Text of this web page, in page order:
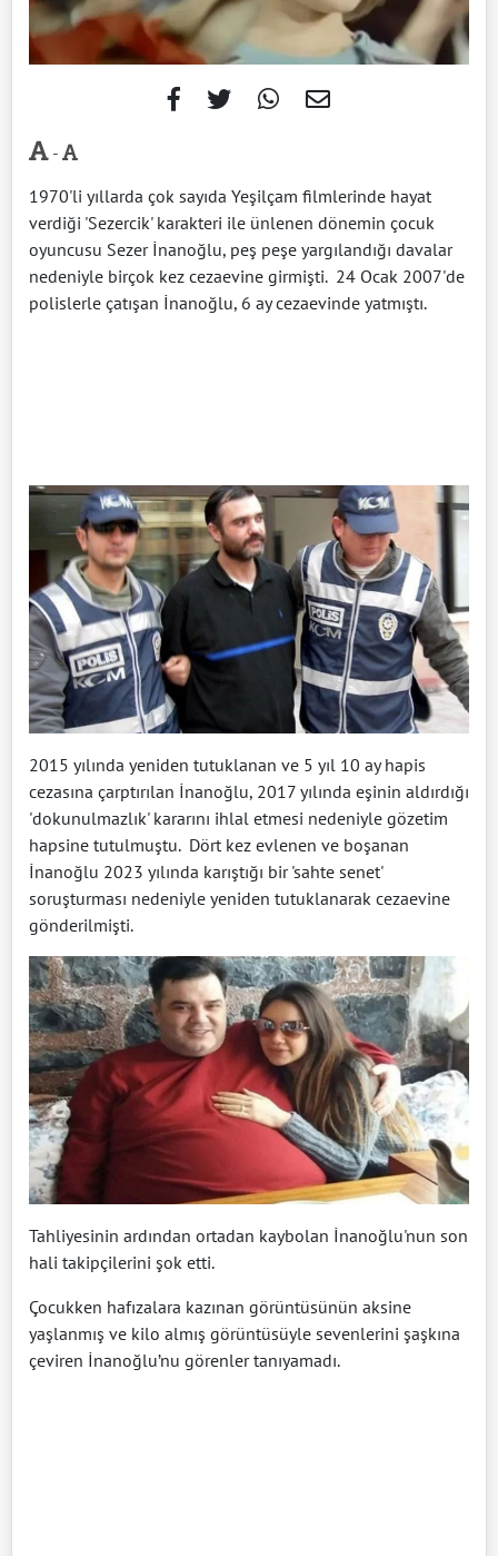
-
1970'li yıllarda çok sayıda Yeşilçam filmlerinde hayat
verdiği 'Sezercik' karakteri ile ünlenen dönemin çocuk
oyuncusu Sezer İnanoğlu, peş peşe yargılandığı davalar
nedeniyle birçok kez cezaevine girmişti. 24 Ocak 2007'de
polislerle çatışan İnanoğlu, 6 ay cezaevinde yatmıştı.
2015 yılında yeniden tutuklanan ve 5 yıl 10 ay hapis
cezasına çarptırılan İnanoğlu, 2017 yılında eşinin aldırdığı
'dokunulmazlık' kararını ihlal etmesi nedeniyle gözetim
hapsine tutulmuştu. Dört kez evlenen ve boşanan
İnanoğlu 2023 yılında karıştığı bir 'sahte senet'
soruşturması nedeniyle yeniden tutuklanarak cezaevine
gönderilmişti.
Tahliyesinin ardından ortadan kaybolan İnanoğlu'nun son
hali takipçilerini şok etti.
Çocukken hafızalara kazınan görüntüsünün aksine
yaşlanmış ve kilo almış görüntüsüyle sevenlerini şaşkına
çeviren İnanoğlu’nu görenler tanıyamadı.